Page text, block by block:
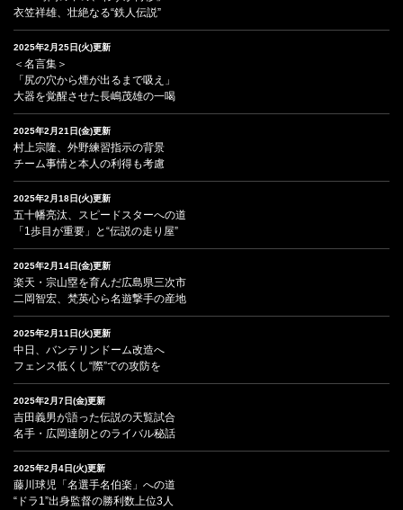
衣笠祥雄、壮絶なる“鉄人伝説”
2025年2月25日(火)更新
＜名言集＞
「尻の穴から煙が出るまで吸え」
大器を覚醒させた長嶋茂雄の一喝
2025年2月21日(金)更新
村上宗隆、外野練習指示の背景
チーム事情と本人の利得も考慮
2025年2月18日(火)更新
五十幡亮汰、スピードスターへの道
「1歩目が重要」と“伝説の走り屋”
2025年2月14日(金)更新
楽天・宗山塁を育んだ広島県三次市
二岡智宏、梵英心ら名遊撃手の産地
2025年2月11日(火)更新
中日、バンテリンドーム改造へ
フェンス低くし“際”での攻防を
2025年2月7日(金)更新
吉田義男が語った伝説の天覧試合
名手・広岡達朗とのライバル秘話
2025年2月4日(火)更新
藤川球児「名選手名伯楽」への道
“ドラ1”出身監督の勝利数上位3人